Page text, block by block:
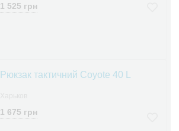
1 525 грн
Рюкзак тактичний Coyote 40 L
1 675 грн